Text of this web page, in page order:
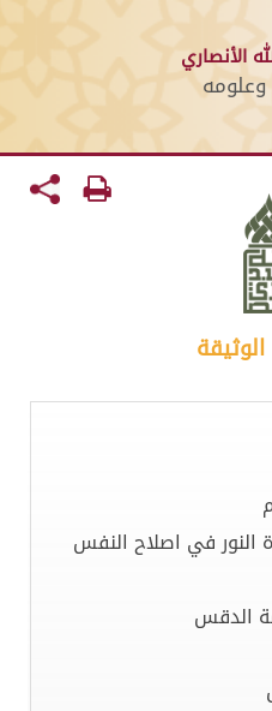
الأنصاري
وعلومه
في اصلاح النفس
الدقس